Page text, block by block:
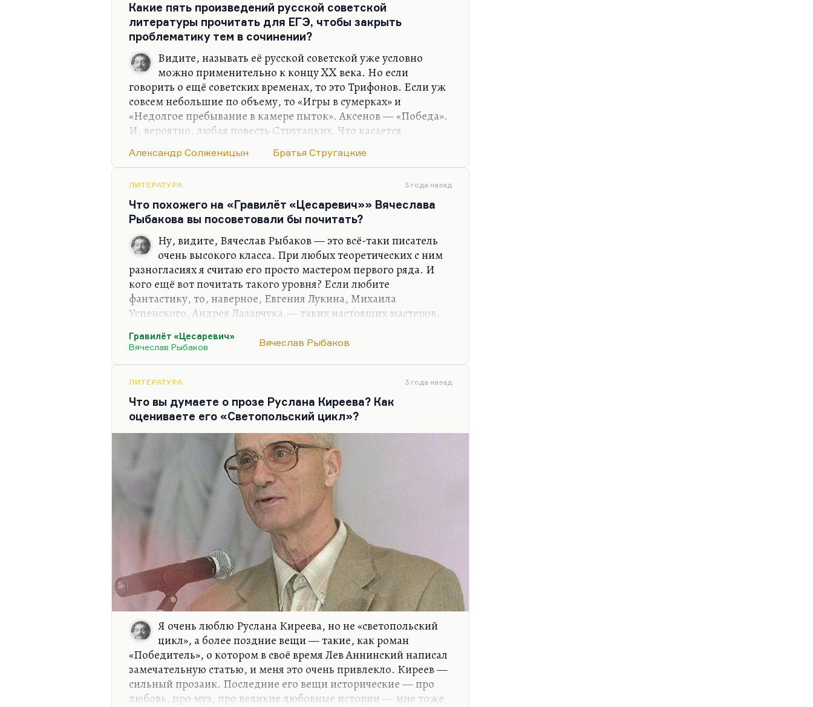
Пока я лаялся с женой,
погибла Родина.
Иду по городу — гляжу:
окопы веером.
Ну я ей, тваpи, покажу
сегодня…
Какие пять произведений русской советской
литературы прочитать для ЕГЭ, чтобы закрыть
проблематику тем в сочинении?
Видите, называть её русской советской уже условно
можно применительно к концу XX века. Но если
говорить о ещё советских временах, то это Трифонов. Если уж
совсем небольшие по объему, то «Игры в сумерках» и
«Недолгое пребывание в камере пыток». Аксенов — «Победа».
И, вероятно, любая повесть Стругацких. Что касается
«Гигиена» Петрушевской, которые позволяют закрыть сразу
«Адлиг Швенкиттен» или любые крохотки. Двучастные
рассказы, например, «Абрикосовое варенье». Солженицына
надо обязательно. Пелевин — «Синий фонарь» или «Ухряб».
Сорокин — я думаю, любой рассказ из «Первого…
Александр Солженицын Братья Стругацкие
ЛИТЕРАТУРА 3 года назад
Что похожего на «Гравилёт «Цесаревич»» Вячеслава
Рыбакова вы посоветовали бы почитать?
Ну, видите, Вячеслав Рыбаков — это всё-таки писатель
очень высокого класса. При любых теоретических с ним
разногласиях я считаю его просто мастером первого ряда. И
кого ещё вот почитать такого уровня? Если любите
фантастику, то, наверное, Евгения Лукина, Михаила
Успенского, Андрея Лазарчука,— таких настоящих мастеров,
Лукьяненко язык очень неплохой. Просто опять-таки Рыбаков,
парадоксально. И, конечно, Рыбаков — в большей степени
мыслитель, Лукьяненко — изобразитель. Но фантастика…
хорошая, настоящая фантастика, она…
Гравилёт «Цесаревич»
Вячеслав Рыбаков
Вячеслав Рыбаков
ЛИТЕРАТУРА 3 года назад
Что вы думаете о прозе Руслана Киреева? Как
оцениваете его «Светопольский цикл»?
Я очень люблю Руслана Киреева, но не «светопольский
цикл», а более поздние вещи — такие, как роман
«Победитель», о котором в своё время Лев Аннинский написал
замечательную статью, и меня это очень привлекло. Киреев —
сильный прозаик. Последние его вещи исторические — про
любовь, про муз, про великие любовные истории — мне тоже